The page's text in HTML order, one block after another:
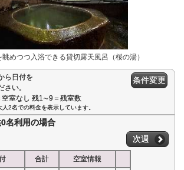
めつつ入浴できる貸切露天風呂（桜の湯）
ら日付を
い。
空室なし 残1∼9＝残室数
条件変更
2名での料金を表示しています。
名利用の場合
次週
合計 空室情報